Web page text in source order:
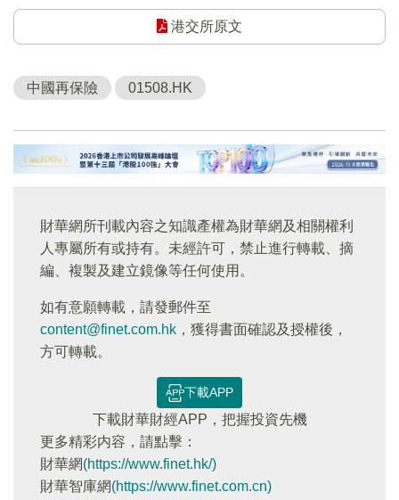
港交所原文
中國再保險 01508.HK
財華網所刊載內容之知識產權為財華網及相關權利
人專屬所有或持有。未經許可，禁止進行轉載、摘
編、複製及建立鏡像等任何使用。
如有意願轉載，請發郵件至
content@finet.com.hk ，獲得書面確認及授權後，
方可轉載。
下載APP
下載財華財經APP，把握投資先機
更多精彩内容，請點擊：
財華網(https://www.finet.hk/)
財華智庫網(https://www.finet.com.cn)